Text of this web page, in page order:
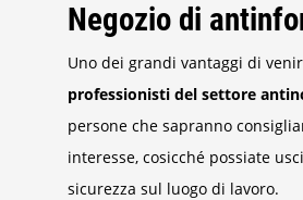
Negozio di
Uno dei grandi vantaggi di
professionisti del settore
persone che sapranno
interesse, cosicché possiate
sicurezza sul luogo di lavoro.